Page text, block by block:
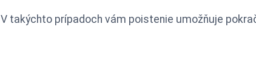
V takýchto prípadoch vám poistenie umožňuje